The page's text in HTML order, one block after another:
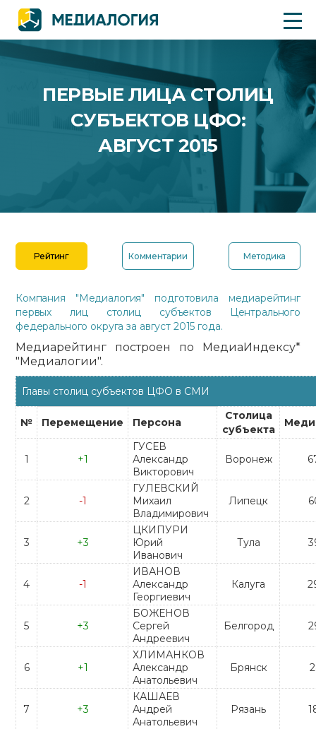
ПЕРВЫЕ ЛИЦА СТОЛИЦ
СУБЪЕКТОВ ЦФО:
АВГУСТ 2015
Рейтинг Комментарии Методика
Компания "Медиалогия" подготовила медиарейтинг
первых лиц столиц субъектов Центрального
федерального округа за август 2015 года.
Медиарейтинг построен по МедиаИндексу*
"Медиалогии".
Главы столиц субъектов ЦФО в СМИ
№ Перемещение Персона
Столица
субъекта
1 +1
ГУСЕВ
Александр
Викторович
Воронеж
2 -1
ГУЛЕВСКИЙ
Михаил
Владимирович
Липецк
3 +3
ЦКИПУРИ
Юрий
Иванович
Тула
4 -1
ИВАНОВ
Александр
Георгиевич
Калуга
5 +3
БОЖЕНОВ
Сергей
Андреевич
Белгород
6 +1
ХЛИМАНКОВ
Александр
Анатольевич
Брянск
7 +3
КАШАЕВ
Андрей
Анатольевич
Рязань